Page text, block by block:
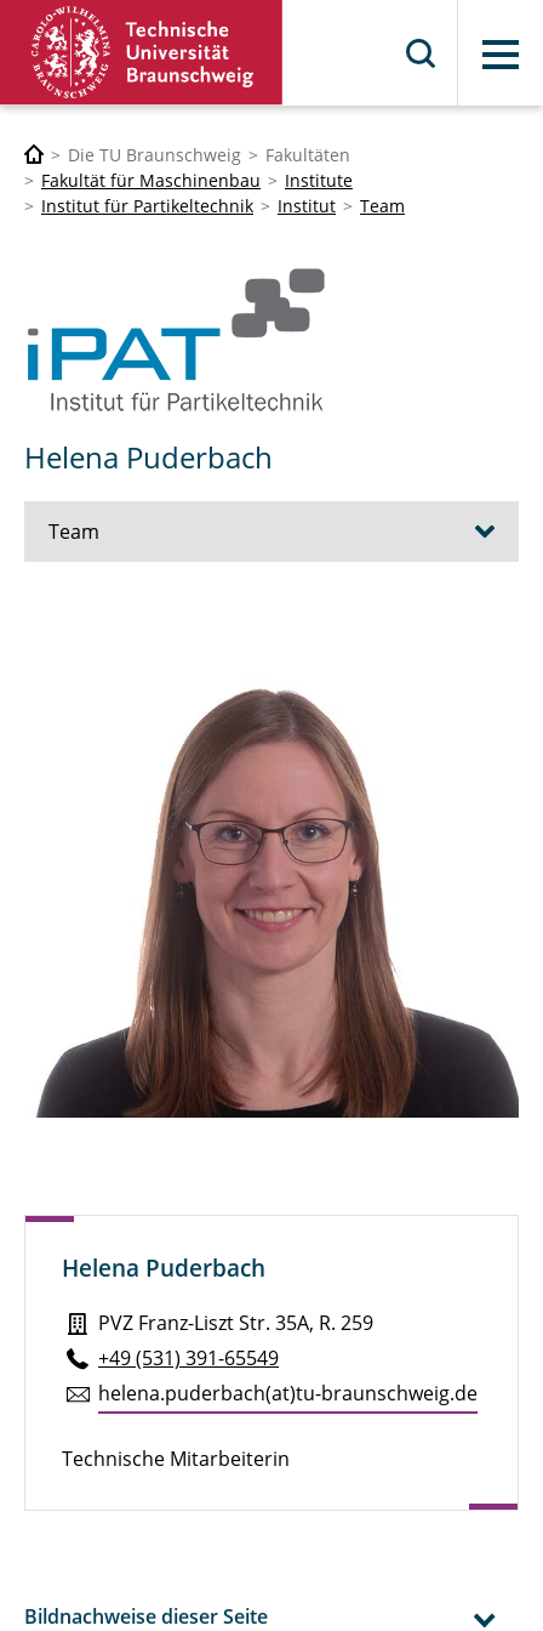
Menü
Die TU Braunschweig
Fakultäten
Fakultät für Maschinenbau
Institute
Institut für Partikeltechnik
Institut Team
Helena Puderbach
Team
Lukas Bahlmann, M. Sc.
Simon Bahnmüller, M. Sc.
Franziska Beverborg, M. Sc.
Dennis Beusen, M. Sc.
Kerstin Bloch
Lennart Blume, M. Sc.
Tanja Boll
Jannik Born, M. Sc.
Henry Brauns, M. Sc.
Michael Bredekamp, M. Sc.
Pauline Breunig
Julian Brokmann, M. Sc.
Helena Puderbach
PVZ Franz-Liszt Str. 35A, R. 259
+49 (531) 391-65549
helena.​puderbach(at)tu-braun­schweig.de
Technische Mitarbeiterin
Bildnachweise dieser Seite